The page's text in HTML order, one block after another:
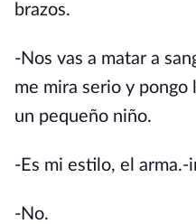
brazos.
-Nos vas a matar a
me mira serio y pongo
un pequeño niño.
-Es mi estilo, el arma.-
-No.